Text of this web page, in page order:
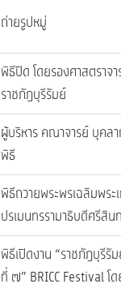
ถ่ายรูปหมู่
พิธีปิด โดยรองศาสตราจ
ราชภัฏบุรีรัมย์
ผู้บริหาร คณาจารย์ บุคล
พิธี
พิธีถวายพระพรเฉลิมพร
ปรเมนทรรามาธิบดีศรีสิน
พิธีเปิดงาน “ราชภัฎบุรีรั
ที่ ๗” BRICC Festival